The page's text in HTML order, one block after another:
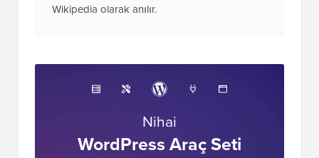
Wikipedia olarak anılır.
Nihai
WordPress Araç Seti